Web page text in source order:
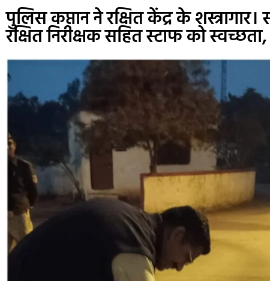
पुलिस कप्तान ने रक्षित केंद्र के
रक्षित निरीक्षक सहित स्टाफ को